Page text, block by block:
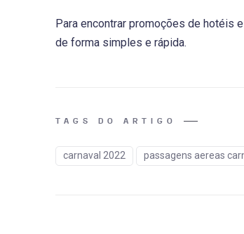
Para encontrar promoções de hotéis
de forma simples e rápida.
TAGS DO ARTIGO
carnaval 2022 passagens aereas